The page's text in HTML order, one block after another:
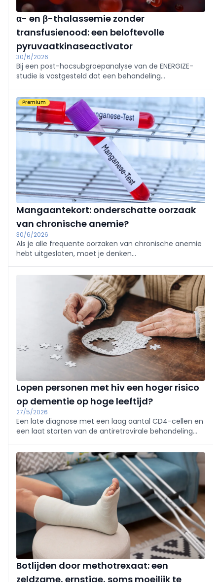
α- en β-thalassemie zonder
transfusienood: een beloftevolle
pyruvaatkinaseactivator
30/6/2026
Bij een post-hocsubgroepanalyse van de ENERGIZE-
studie is vastgesteld dat een behandeling
bijna 40% van de patiënten met een initieel Hb-
gehalte van gemiddeld ≥ 9,5 g/dl correleerde met
een statistisch significante stijging van het Hb-
gehalte en minder moeheid.
Premium
Mangaantekort: onderschatte oorzaak
van chronische anemie?
30/6/2026
Als je alle frequente oorzaken van chronische anemie
hebt uitgesloten, moet je denken
elementen. We meten die oligo-elementen maar
zelden, maar ze spelen wel degelijk mee bij de
Lopen personen met hiv een hoger risico
op dementie op hoge leeftijd?
27/5/2026
Een late diagnose met een laag aantal CD4-cellen en
een laat starten van de antiretrovirale behandeling
Botlijden door methotrexaat: een
zeldzame, ernstige, soms moeilijk te